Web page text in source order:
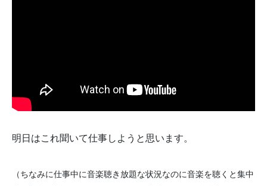
明日はこれ聞いて仕事しようと思います。
（ちなみに仕事中に音楽聴き放題な状況なのに音楽を聴くと集中